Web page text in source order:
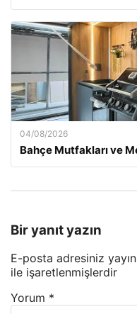
04/08/2026
Bahçe Mutfakları ve
Bir yanıt yazın
E-posta adresiniz
ile işaretlenmişlerdir
Yorum *